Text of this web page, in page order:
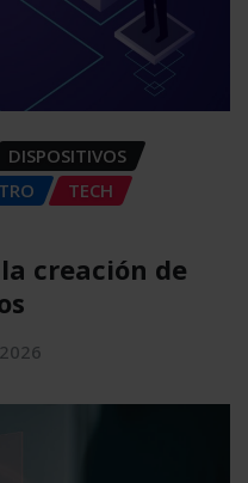
DISPOSITIVOS
TECH
creación de